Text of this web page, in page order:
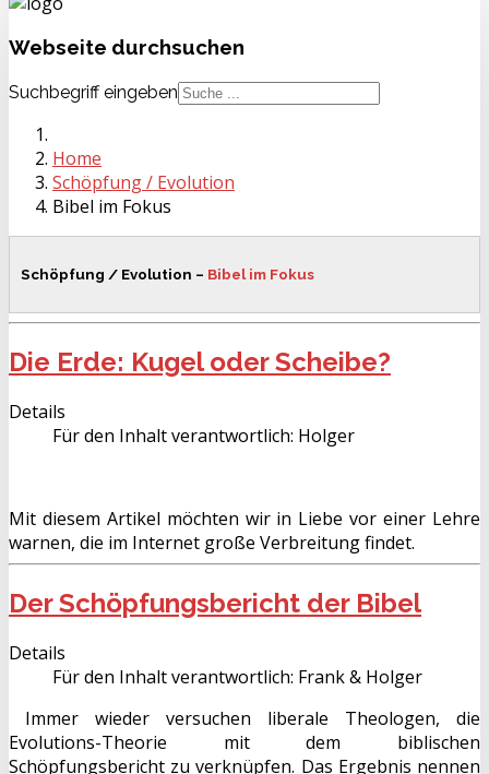
Webseite durchsuchen
Suchbegriff eingeben
Home
Schöpfung / Evolution
Bibel im Fokus
Schöpfung / Evolution – Bibel im Fokus
Die Erde: Kugel oder Scheibe?
Details
Für den Inhalt verantwortlich: Holger
Mit diesem Artikel möchten wir in Liebe vor einer Lehre
warnen, die im Internet große Verbreitung findet.
Der Schöpfungsbericht der Bibel
Details
Für den Inhalt verantwortlich: Frank & Holger
Immer wieder versuchen liberale Theologen, die
Evolutions-Theorie mit dem biblischen
Schöpfungsbericht zu verknüpfen. Das Ergebnis nennen